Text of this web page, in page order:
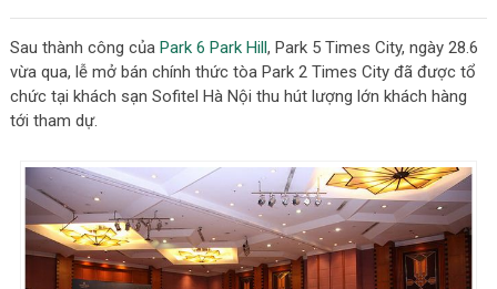
Sau thành công của Park 6 Park Hill, Park 5 Times City, ngày 28.6
vừa qua, lễ mở bán chính thức tòa Park 2 Times City đã được tổ
chức tại khách sạn Sofitel Hà Nội thu hút lượng lớn khách hàng
tới tham dự.